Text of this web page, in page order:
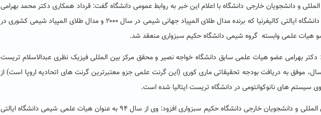
و دانشجویان خارجی دانشگاه با اعلام این خبر به روابط عمومی دانشگاه گفت: قرداد همکاری دکتر محمد بهرامی
نخبه ایرانی و عضو هیت علمی دانشگاه ایالتی کالیفرنیا که برنده مدال طلای المپیاد جهانی شیمی در سال ۲۰۰۰ و مدال طلای المپیاد شیمی کشوری در
دکتر بهرامی عضو هیات علمی سابق دانشگاه خواجه نصیر و محقق مرکز بین المللی فیزیک نظری عبدالاسلام تریست
موفق به دریافت بودجه تحقیقاتی ماری کوری (این گرنت علمی جزو معتبرترین گرنت های اتحادیه اروپا است) از
سیستم های نانوکوانتومی در دانشگاه تریست ایتالیا شده است.
مدیر همکاری های علمی بین المللی و دانشجویان خارجی دانشگاه حکیم سبزواری افزود: وی از سال ۹۴ به عنوان هیات علمی شیمی دانشگاه ایالتی